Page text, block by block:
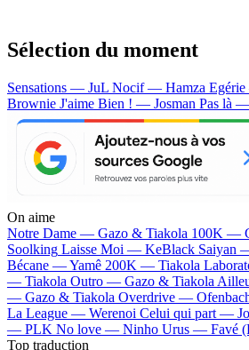
Sélection du moment
Sensations — JuL Nocif — Hamza
Brownie J'aime Bien ! — Josman Pas là
On aime
Notre Dame — Gazo & Tiakola 100K —
Soolking Laisse Moi — KeBlack Saiyan
Bécane —Yamê 200K — Tiakola
— Tiakola Outro — Gazo & Tiakola
— Gazo & Tiakola Overdrive —
La League — Werenoi Celui qui part —
— PLK No love — Ninho Urus — Favé
Top traduction